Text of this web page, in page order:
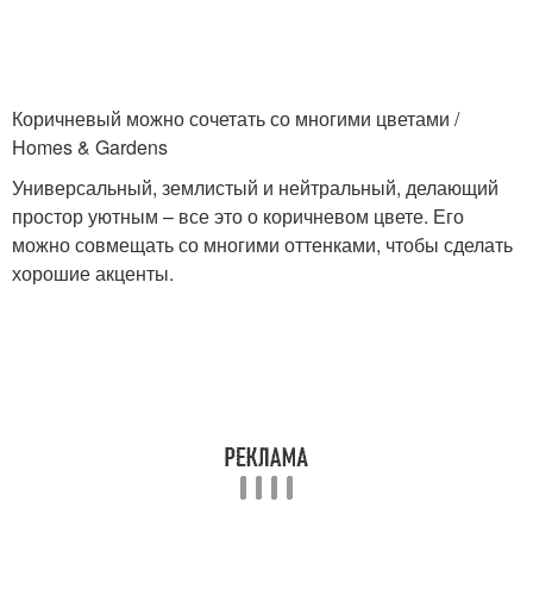
коричневую кухню
кухни
Занавески для бежево-
коричневой кухни
Коричневый можно сочетать со многими цветами /
Homes & Gardens
Универсальный, землистый и нейтральный, делающий
простор уютным – все это о коричневом цвете. Его
можно совмещать со многими оттенками, чтобы сделать
хорошие акценты.